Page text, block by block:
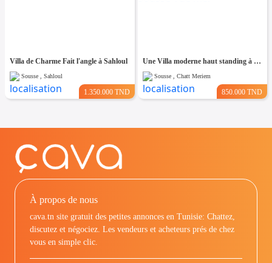
Villa de Charme Fait l'angle à Sahloul
Sousse , Sahloul
1.350.000 TND
Une Villa moderne haut standing à Chatt Mariem Sousse Vue mer
Sousse , Chatt Meriem
850.000 TND
À propos de nous
cava.tn site gratuit des petites annonces en Tunisie: Chattez,
discutez et négociez. Les vendeurs et acheteurs prés de chez
vous en simple clic.